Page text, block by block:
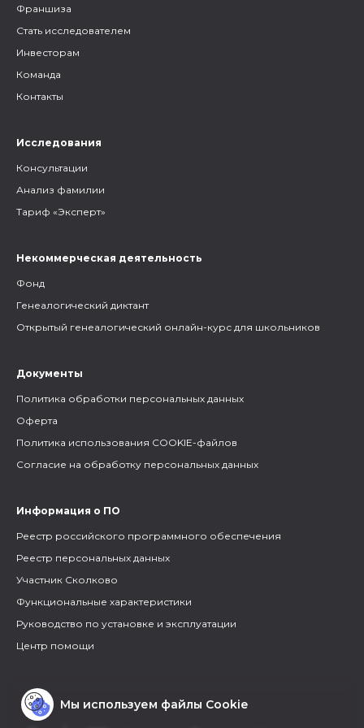
Франшиза
Стать исследователем
Инвесторам
Команда
Контакты
Исследования
Консультации
Анализ фамилии
Тариф «Эксперт»
Некоммерческая деятельность
Фонд
Генеалогический диктант
Открытый генеалогический онлайн-курс для школьников
Документы
Политика обработки персональных данных
Оферта
Политика использования COOKIE-файлов
Согласие на обработку персональных данных
Информация о ПО
Реестр российского программного обеспечения
Реестр персональных данных
Участник Сколково
Функциональные характеристики
Руководство по установке и эксплуатации
Центр помощи
Мы используем файлы Cookie